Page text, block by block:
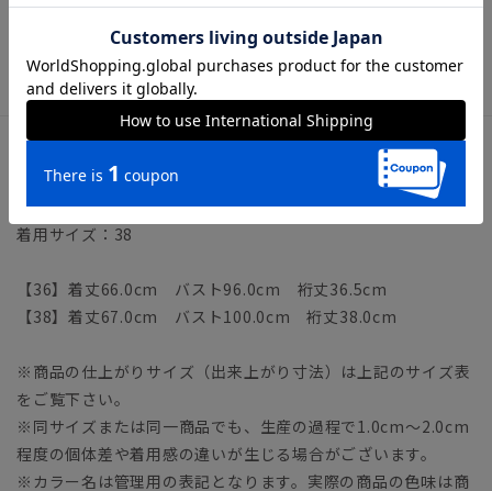
【仕様】アシンメトリーハイネック／半袖
【洗濯表示】洗濯機可（ネット使用・弱水流）
モデル：168cm B80cm W59cm H87cm
着用サイズ：38
【36】着丈66.0cm バスト96.0cm 裄丈36.5cm
【38】着丈67.0cm バスト100.0cm 裄丈38.0cm
※商品の仕上がりサイズ（出来上がり寸法）は上記のサイズ表
をご覧下さい。
※同サイズまたは同一商品でも、生産の過程で1.0cm～2.0cm
程度の個体差や着用感の違いが生じる場合がございます。
※カラー名は管理用の表記となります。実際の商品の色味は商